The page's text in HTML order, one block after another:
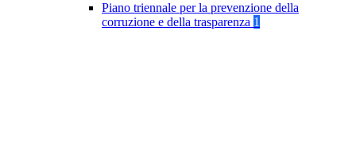
Piano triennale per la prevenzione della
corruzione e della trasparenza 1